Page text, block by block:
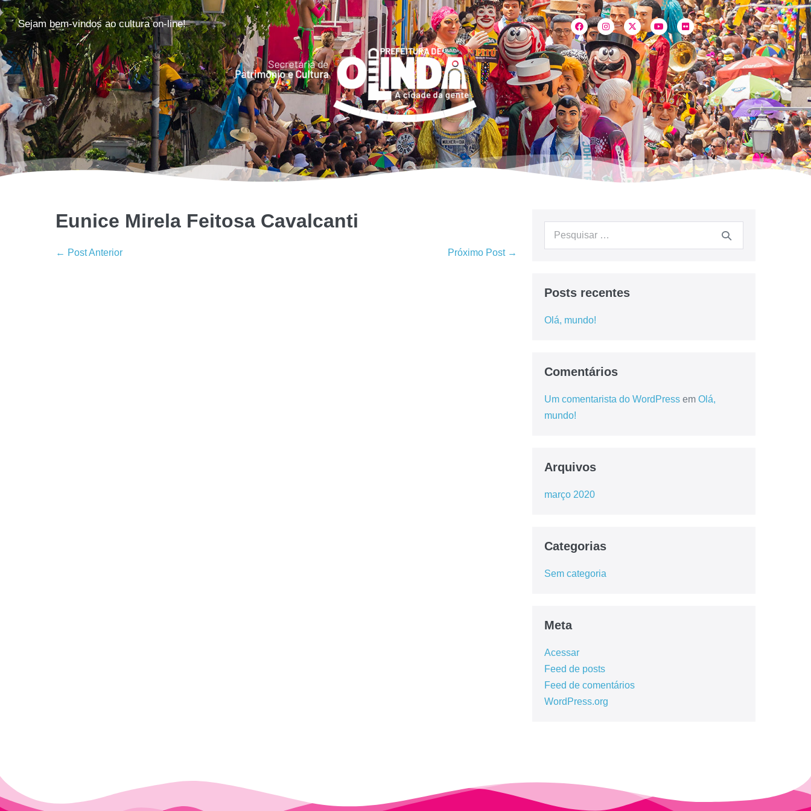
Sejam bem-vindos ao cultura on-line!
Eunice Mirela Feitosa Cavalcanti
← Post Anterior Próximo Post →
Posts recentes
Olá, mundo!
Comentários
Um comentarista do WordPressem Olá,
mundo!
Arquivos
março 2020
Categorias
Sem categoria
Meta
Acessar
Feed de posts
Feed de comentários
WordPress.org